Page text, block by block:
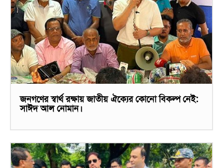
জনগণের স্বার্থ রক্ষায় জাতীয় ঐক্যের কোনো বিকল্প নেই:
সাঈদ আল নোমান।